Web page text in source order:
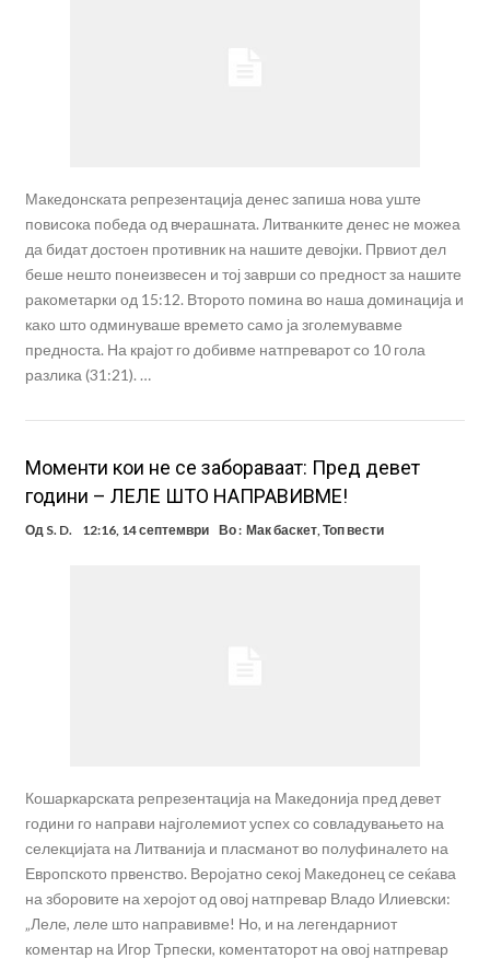
Македонската репрезентација денес запиша нова уште
повисока победа од вчерашната. Литванките денес не можеа
да бидат достоен противник на нашите девојки. Првиот дел
беше нешто понеизвесен и тој заврши со предност за нашите
ракометарки од 15:12. Второто помина во наша доминација и
како што одминуваше времето само ја зголемувавме
предноста. На крајот го добивме натпреварот со 10 гола
разлика (31:21). …
Moменти кои не се забораваат: Пред девет
години – ЛЕЛЕ ШТО НАПРАВИВМЕ!
Од S. D. 12:16, 14 септември Во : Мак баскет,Топ вести
Кошаркарската репрезентација на Македонија пред девет
години го направи најголемиот успех со совладувањето на
селекцијата на Литванија и пласманот во полуфиналето на
Европското првенство. Веројатно секој Македонец се сеќава
на зборовите на херојот од овој натпревар Владо Илиевски:
„Леле, леле што направивме! Но, и на легендарниот
коментар на Игор Трпески, коментаторот на овој натпревар